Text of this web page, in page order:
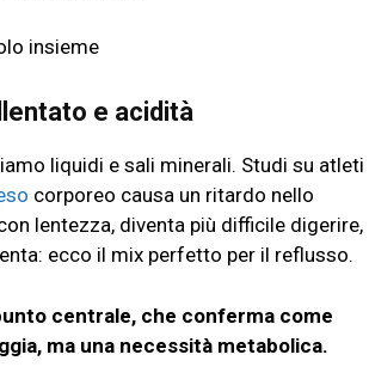
insieme
e acidità
liquidi e sali minerali. Studi su atleti
corporeo causa un ritardo nello
lentezza, diventa più difficile digerire,
ecco il mix perfetto per il reflusso.
centrale, che conferma come
ma una necessità metabolica.